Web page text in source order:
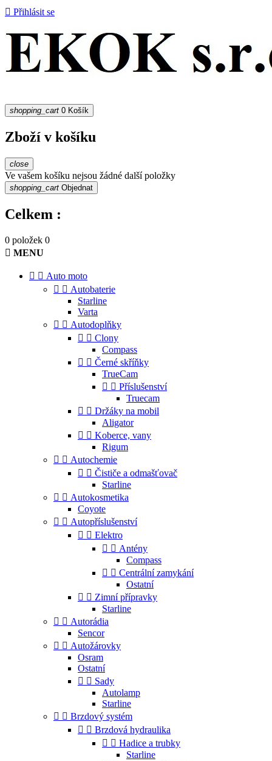
 Přihlásit se
shopping_cart 0 Košík
Zboží v košíku
close
Ve vašem košíku nejsou žádné další položky
shopping_cart Objednat
Celkem :
0 položek 0
 MENU
  Auto moto
  Autobaterie
Starline
Varta
  Autodoplňky
  Clony
Compass
  Černé skříňky
TrueCam
  Příslušenství
Truecam
  Držáky na mobil
Aligator
  Koberce, vany
Rigum
  Autochemie
  Čističe a odmašťovač
Starline
  Autokosmetika
Coyote
  Autopříslušenství
  Elektro
  Antény
Compass
  Centrální zamykání
Ostatní
  Zimní přípravky
Starline
  Autorádia
Sencor
  Autožárovky
Osram
Ostatní
  Sady
Autolamp
Starline
  Brzdový systém
  Brzdová hydraulika
  Hadice a trubky
Starline